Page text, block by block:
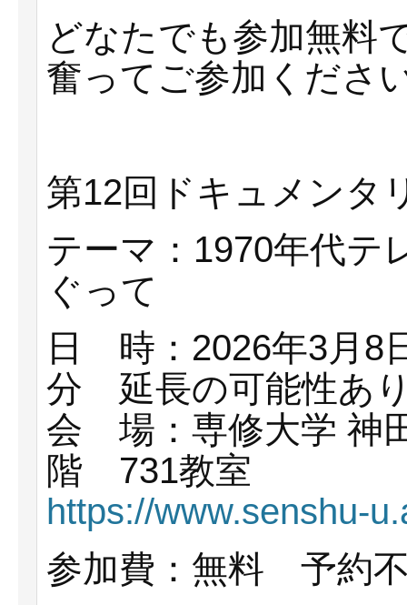
どなたでも参加無料
奮ってご参加くださ
第12回ドキュメンタ
テーマ：1970年代テ
ぐって
日 時：2026年3月8
分 延長の可能性あ
会 場：専修大学 神
階 731教室
https://www.senshu-
参加費：無料 予約